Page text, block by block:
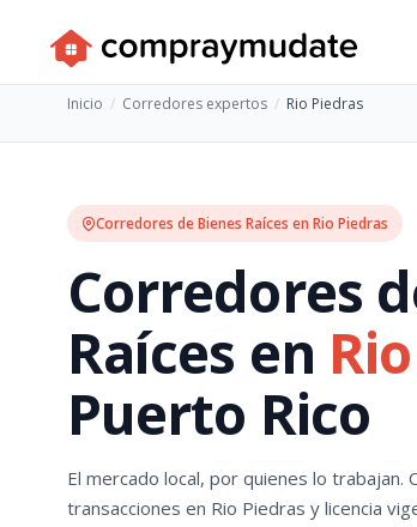
Inicio Corredores expertos Rio Piedras
Corredores de Bienes Raíces en Rio Piedras
Corredores
Raíces en
Puerto Rico
El mercado local, por quienes lo trabajan.
transacciones en Rio Piedras y licencia